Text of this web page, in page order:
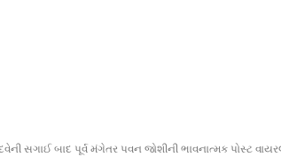
સગાઈ બાદ પૂર્વ મંગેતર પવન જોશીની ભાવનાત્મક પોસ્ટ